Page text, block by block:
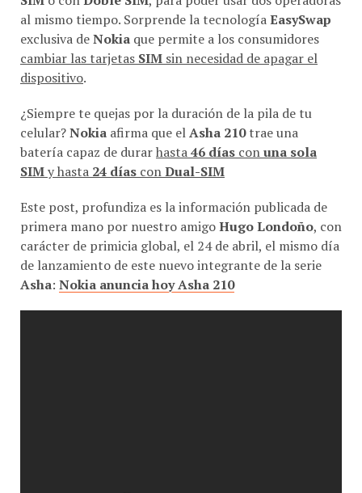
al mismo tiempo. Sorprende la tecnologíaEasySwap
exclusiva deNokia que permite a los consumidores
cambiar las tarjetas SIM sin necesidad de apagar el
dispositivo.
¿Siempre te quejas por la duración de la pila de tu
celular?Nokia afirma que elAsha 210trae una
batería capaz de durarhasta46 días conuna sola
SIMy hasta 24 días conDual-SIM
Este post, profundiza es la información publicada de
primera mano por nuestro amigoHugo Londoño, con
carácter de primicia global, el 24 de abril, el mismo día
de lanzamiento de este nuevo integrante de la serie
Asha: Nokia anuncia hoy Asha 210